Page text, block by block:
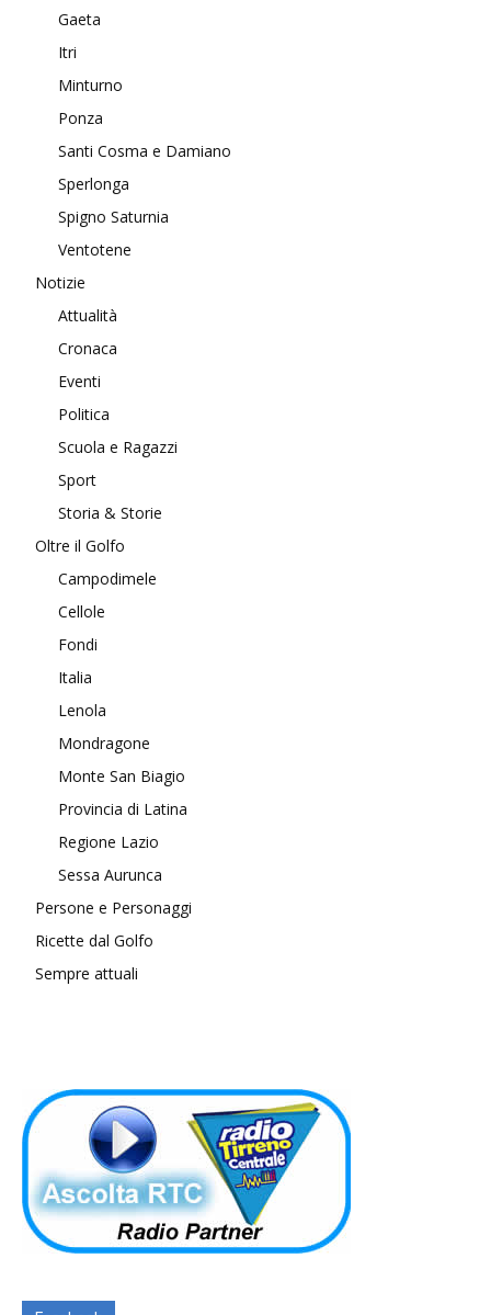
Gaeta
Itri
Minturno
Ponza
Santi Cosma e Damiano
Sperlonga
Spigno Saturnia
Ventotene
Notizie
Attualità
Cronaca
Eventi
Politica
Scuola e Ragazzi
Sport
Storia & Storie
Oltre il Golfo
Campodimele
Cellole
Fondi
Italia
Lenola
Mondragone
Monte San Biagio
Provincia di Latina
Regione Lazio
Sessa Aurunca
Persone e Personaggi
Ricette dal Golfo
Sempre attuali